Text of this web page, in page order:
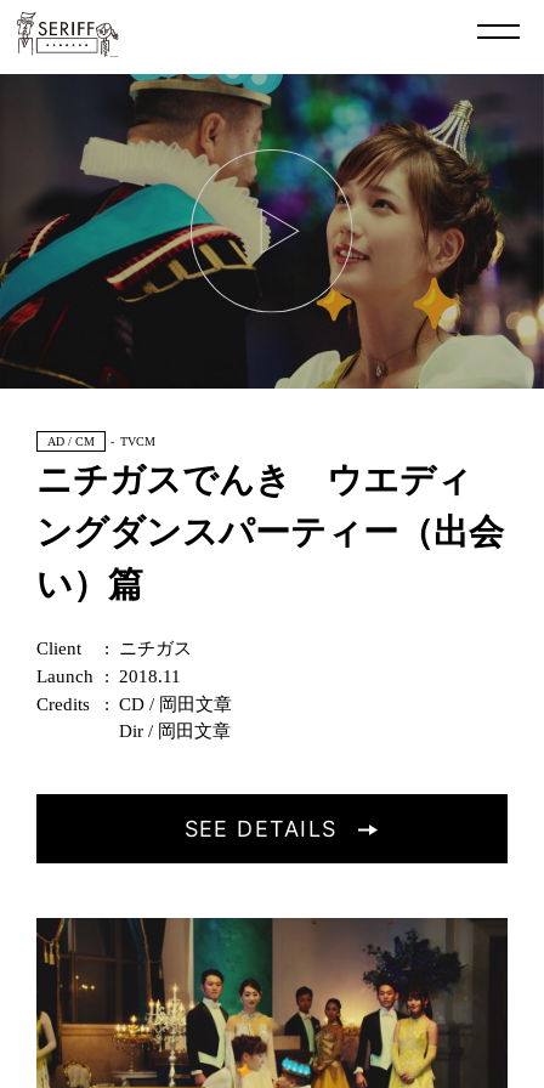
AD / CM TVCM
ニチガスでんき ウエディ
ングダンスパーティー（出会
い）篇
Client
ニチガス
Launch
2018.11
Credits
CD / 岡田文章
Dir / 岡田文章
SEE DETAILS